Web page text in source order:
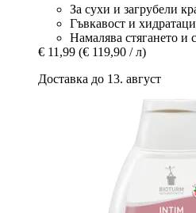
За сухи и загрубели
Гъвкавост и
Намалява стягането и
€ 11,99 (€ 119,90 / л)
Доставка до 13. август